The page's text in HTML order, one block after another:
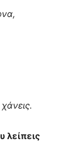
λείπεις